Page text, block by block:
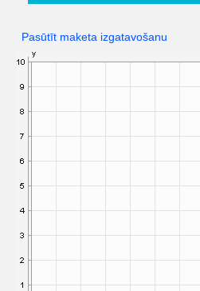
Pasūtīt maketa izgatavošanu